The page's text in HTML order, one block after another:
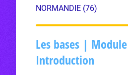
NORMANDIE (76)
Les bases |
Introduction